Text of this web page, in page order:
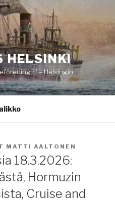
HELSINKI
rf – Helsingin
MATTI AALTONEN
18.3.2026:
Hormuzin
Cruise and